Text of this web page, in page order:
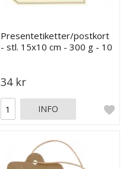
Presentetiketter/postkort
- stl. 15x10 cm - 300 g - 10
34 kr
INFO